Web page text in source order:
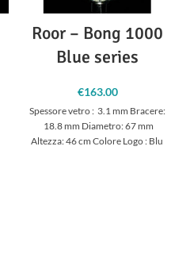
Roor – Bong 1000
Blue series
€163.00
Spessore vetro : 3.1 mm Bracere:
18.8 mm Diametro: 67 mm
Altezza: 46 cm Colore Logo : Blu